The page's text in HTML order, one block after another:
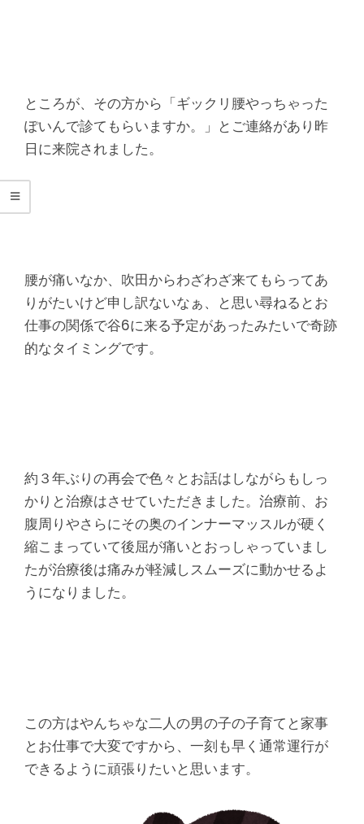
タ
整
骨
院
ところが、その方から「ギックリ腰やっちゃった
ぽいんで診てもらいますか。」とご連絡があり昨
日に来院されました。
腰が痛いなか、吹田からわざわざ来てもらってあ
りがたいけど申し訳ないなぁ、と思い尋ねるとお
仕事の関係で谷6に来る予定があったみたいで奇跡
的なタイミングです。
約３年ぶりの再会で色々とお話はしながらもしっ
かりと治療はさせていただきました。治療前、お
腹周りやさらにその奥のインナーマッスルが硬く
縮こまっていて後屈が痛いとおっしゃっていまし
たが治療後は痛みが軽減しスムーズに動かせるよ
うになりました。
この方はやんちゃな二人の男の子の子育てと家事
とお仕事で大変ですから、一刻も早く通常運行が
できるように頑張りたいと思います。